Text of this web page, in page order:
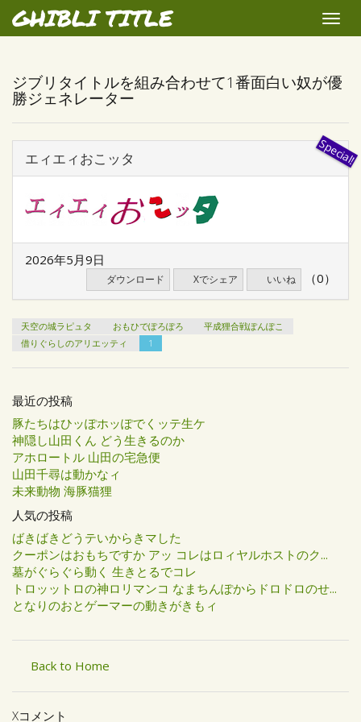
GHIBLI TITLE
Toggle
ジブリタイトルを組み合わせて1番面白い奴が優
勝ジェネレーター
エィエィおこッタ
2026年5月9日
ダウンロード Xでシェア いいね （0）
天空の城ラピュタ おもひでぽろぽろ
平成狸合戦ぽんぽこ
借りぐらしのアリエッティ
1
最近の投稿
豚たちはひッぽホッぽでくッテ生ケ
神隠し山田くん どう生きるのか
アホロートル 山田の宅急便
山田千尋は動かなィ
未来動物 海豚猫狸
人気の投稿
ばきばきどうテいからきマした
クーポンはおもちですか アッ コレはロィヤルホストのク...
墓がぐらぐら動く 生きとるでコレ
トロッットロの神ロリマンコ なまちんぽからドロドロのせ...
となりのおとゲーマーの動きがきもィ
Back to Home
Xコメント